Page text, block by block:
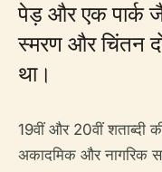
पेड़ और एक पार्क
स्मरण और चिंतन
था।
19वीं और 20वीं
अकादमिक और नागरिक